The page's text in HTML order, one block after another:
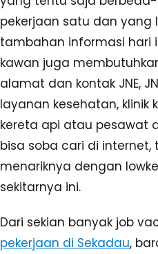
pekerjaan satu dan yang
tambahan informasi hari
kawan juga
alamat dan kontak JNE,
layanan kesehatan, klinik
kereta api atau pesawat
bisa soba cari di internet,
menariknya dengan
sekitarnya ini.
Dari sekian banyak job
pekerjaan di Sekadau,